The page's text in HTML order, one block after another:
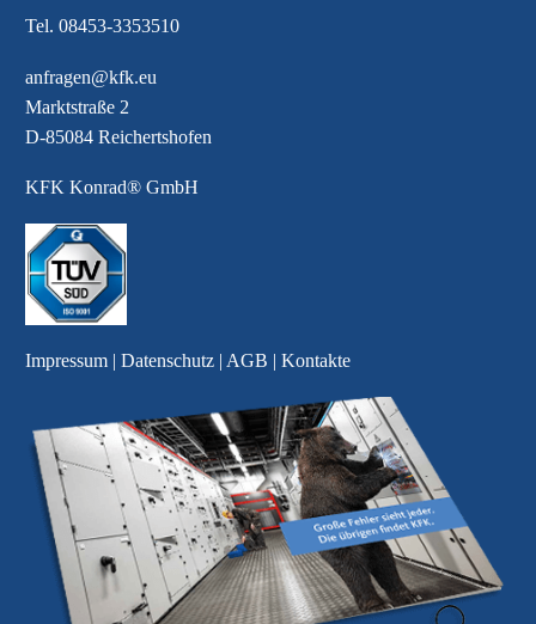
Tel. 08453-3353510
anfragen@kfk.eu
Marktstraße 2
D-85084 Reichertshofen
KFK Konrad® GmbH
Impressum | Datenschutz | AGB | Kontakte